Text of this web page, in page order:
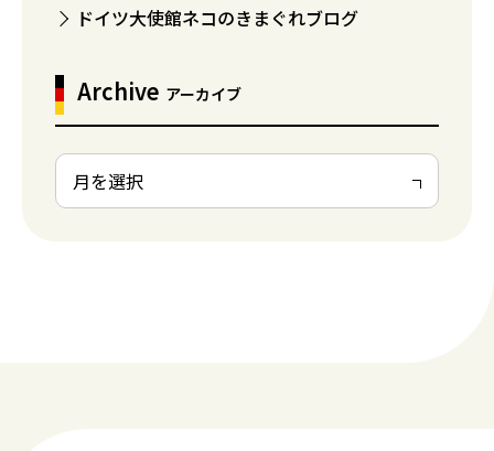
ドイツ大使館ネコのきまぐれブログ
Archive アーカイブ